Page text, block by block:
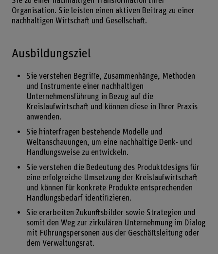
Organisation. Sie leisten einen aktiven Beitrag zu einer
nachhaltigen Wirtschaft und Gesellschaft.
Ausbildungsziel
Sie verstehen Begriffe, Zusammenhänge, Methoden
und Instrumente einer nachhaltigen
Unternehmensführung in Bezug auf die
Kreislaufwirtschaft und können diese in Ihrer Praxis
anwenden.
Sie hinterfragen bestehende Modelle und
Weltanschauungen, um eine nachhaltige Denk- und
Handlungsweise zu entwickeln.
Sie verstehen die Bedeutung des Produktdesigns für
eine erfolgreiche Umsetzung der Kreislaufwirtschaft
und können für konkrete Produkte entsprechenden
Handlungsbedarf identifizieren.
Sie erarbeiten Zukunftsbilder sowie Strategien und
somit den Weg zur zirkulären Unternehmung im Dialog
mit Führungspersonen aus der Geschäftsleitung oder
dem Verwaltungsrat.